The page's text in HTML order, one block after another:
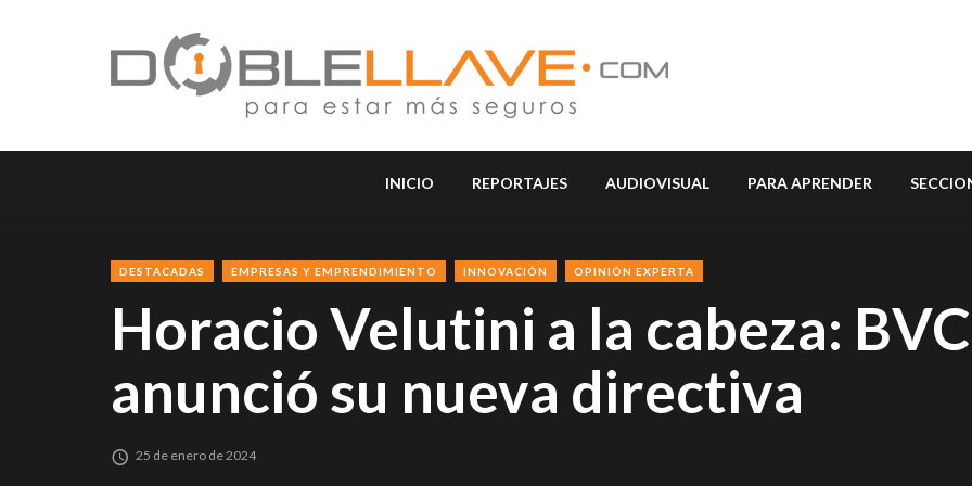
INICIO REPORTAJES AUDIOVISUAL PARA APRENDER
DESTACADAS EMPRESAS Y EMPRENDIMIENTO INNOVACIÓN OPINIÓN EXPERTA
Horacio Velutini a la cabeza: BVC
anunció su nueva directiva
25 de enero de 2024